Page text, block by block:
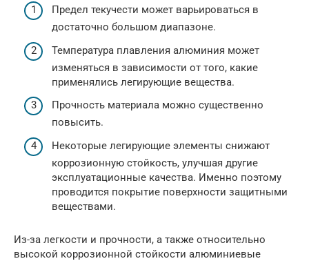
Предел текучести может варьироваться в
достаточно большом диапазоне.
Температура плавления алюминия может
изменяться в зависимости от того, какие
применялись легирующие вещества.
Прочность материала можно существенно
повысить.
Некоторые легирующие элементы снижают
коррозионную стойкость, улучшая другие
эксплуатационные качества. Именно поэтому
проводится покрытие поверхности защитными
веществами.
Из-за легкости и прочности, а также относительно
высокой коррозионной стойкости алюминиевые